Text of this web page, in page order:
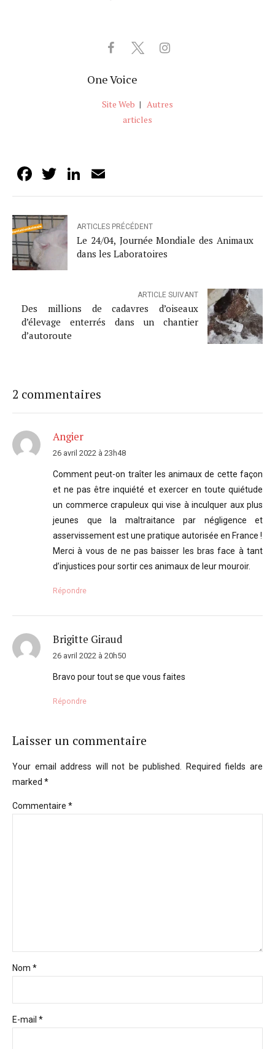
One Voice
Site Web | Autres
articles
Facebook
TwitterLinkedIn
ARTICLES PRÉCÉDENT
Le 24/04, Journée Mondiale des Animaux
dans les Laboratoires
ARTICLE SUIVANT
Des millions de cadavres d’oiseaux
d’élevage enterrés dans un chantier
d’autoroute
2 commentaires
Angier
26 avril 2022 à 23h48
Comment peut-on traîter les animaux de cette façon
et ne pas être inquiété et exercer en toute quiétude
un commerce crapuleux qui vise à inculquer aux plus
jeunes que la maltraitance par négligence et
asservissement est une pratique autorisée en France !
Merci à vous de ne pas baisser les bras face à tant
d’injustices pour sortir ces animaux de leur mouroir.
Répondre
Brigitte Giraud
26 avril 2022 à 20h50
Bravo pour tout se que vous faites
Répondre
Laisser un commentaire
Your email address will not be published. Required fields are
marked *
Commentaire *
Nom *
E-mail *